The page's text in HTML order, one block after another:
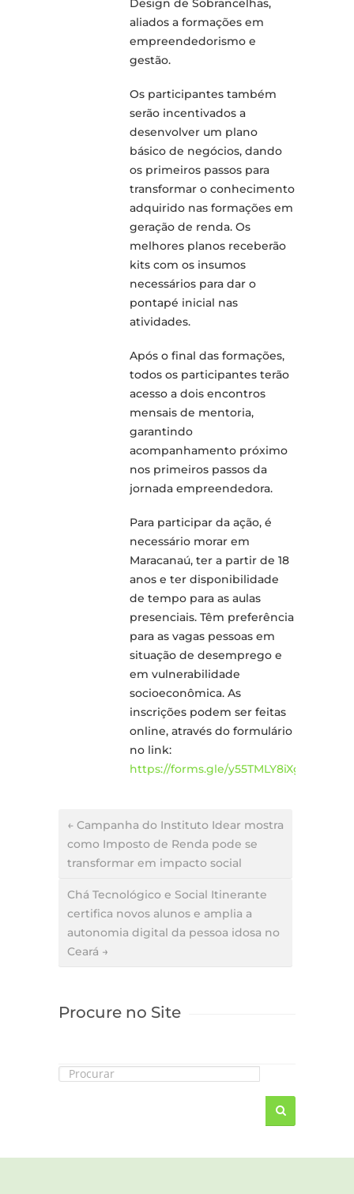
Design de Sobrancelhas,
aliados a formações em
empreendedorismo e
gestão.
Os participantes também
serão incentivados a
desenvolver um plano
básico de negócios, dando
os primeiros passos para
transformar o conhecimento
adquirido nas formações em
geração de renda. Os
melhores planos receberão
kits com os insumos
necessários para dar o
pontapé inicial nas
atividades.
Após o final das formações,
todos os participantes terão
acesso a dois encontros
mensais de mentoria,
garantindo
acompanhamento próximo
nos primeiros passos da
jornada empreendedora.
Para participar da ação, é
necessário morar em
Maracanaú, ter a partir de 18
anos e ter disponibilidade
de tempo para as aulas
presenciais. Têm preferência
para as vagas pessoas em
situação de desemprego e
em vulnerabilidade
socioeconômica. As
inscrições podem ser feitas
online, através do formulário
no link:
https://forms.gle/y55TMLY8iXgiBTPm9
← Campanha do Instituto Idear mostra
como Imposto de Renda pode se
transformar em impacto social
Chá Tecnológico e Social Itinerante
certifica novos alunos e amplia a
autonomia digital da pessoa idosa no
Ceará →
Procure no Site